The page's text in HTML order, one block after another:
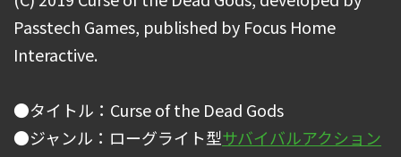
Passtech Games, published by Focus Home
Interactive.
●タイトル：Curse of the Dead Gods
●ジャンル：ローグライト型サバイバルアクション